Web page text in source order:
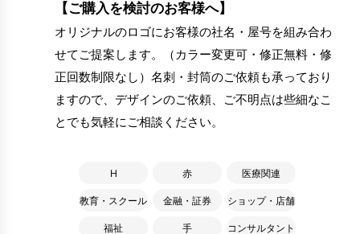
【ご購入を検討のお客様へ】
オリジナルのロゴにお客様の社名・屋号を組み合わ
せてご提案します。（カラー変更可・修正無料・修
正回数制限なし）名刺・封筒のご依頼も承っており
ますので、デザインのご依頼、ご不明点は些細なこ
とでも気軽にご相談ください。
H 赤 医療関連
教育・スクール 金融・証券 ショップ・店舗
福祉 手 コンサルタント